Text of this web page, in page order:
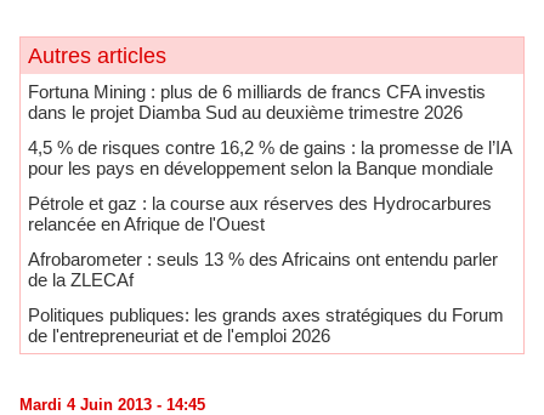
Autres articles
Fortuna Mining : plus de 6 milliards de francs CFA investis
dans le projet Diamba Sud au deuxième trimestre 2026
​4,5 % de risques contre 16,2 % de gains : la promesse de l’IA
pour les pays en développement selon la Banque mondiale
​Pétrole et gaz : la course aux réserves des Hydrocarbures
relancée en Afrique de l'Ouest
Afrobarometer : seuls 13 % des Africains ont entendu parler
de la ZLECAf
Politiques publiques: les grands axes stratégiques du Forum
de l'entrepreneuriat et de l'emploi 2026
Mardi 4 Juin 2013 - 14:45